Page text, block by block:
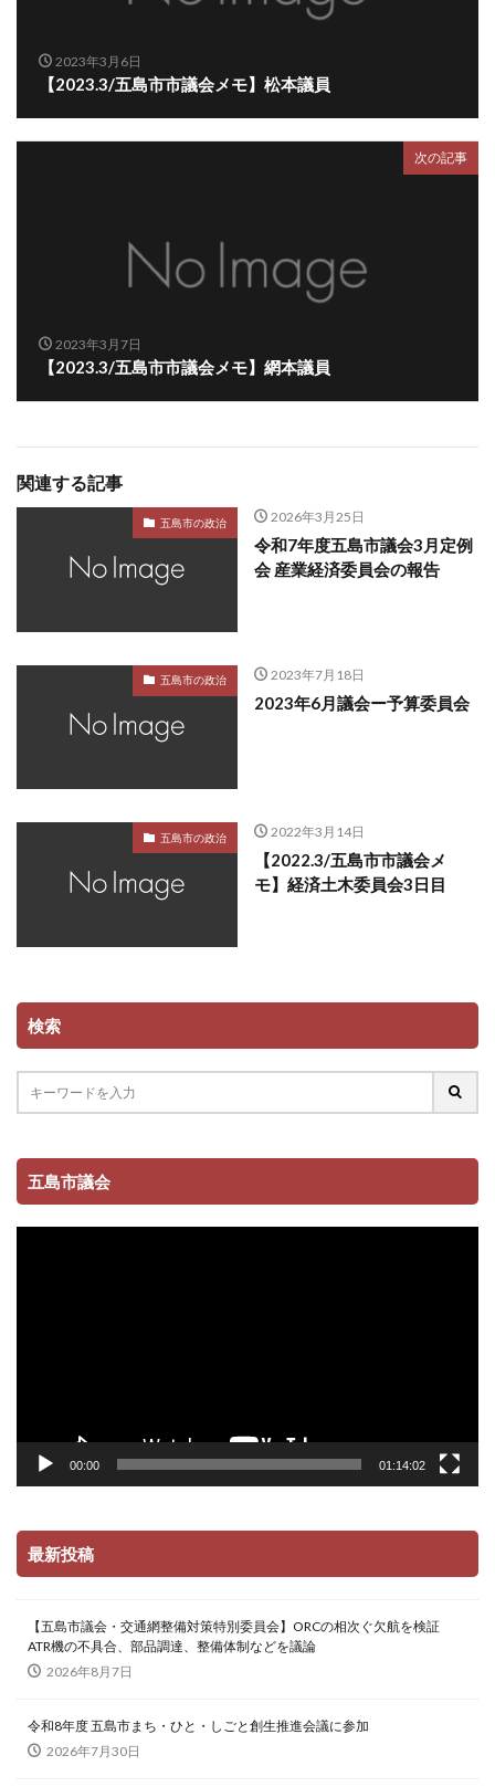
2023年3月6日
【2023.3/五島市市議会メモ】松本議員
次の記事
2023年3月7日
【2023.3/五島市市議会メモ】網本議員
関連する記事
五島市の政治 2026年3月25日
令和7年度五島市議会3月定例
会 産業経済委員会の報告
五島市の政治 2023年7月18日
2023年6月議会ー予算委員会
五島市の政治 2022年3月14日
【2022.3/五島市市議会メ
モ】経済土木委員会3日目
検索
五島市議会
動
00:00 01:14:02
最新投稿
【五島市議会・交通網整備対策特別委員会】ORCの相次ぐ欠航を検証
ATR機の不具合、部品調達、整備体制などを議論
2026年8月7日
令和8年度 五島市まち・ひと・しごと創生推進会議に参加
2026年7月30日